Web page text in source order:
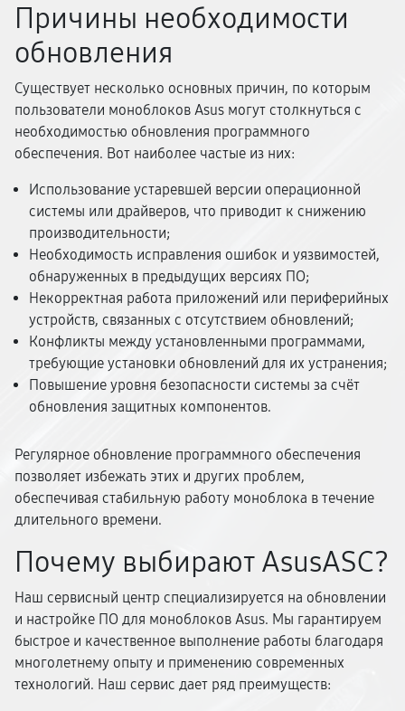
Причины необходимости
обновления
Существует несколько основных причин, по которым
пользователи моноблоков Asus могут столкнуться с
необходимостью обновления программного
обеспечения. Вот наиболее частые из них:
Использование устаревшей версии операционной
системы или драйверов, что приводит к снижению
производительности;
Необходимость исправления ошибок и уязвимостей,
обнаруженных в предыдущих версиях ПО;
Некорректная работа приложений или периферийных
устройств, связанных с отсутствием обновлений;
Конфликты между установленными программами,
требующие установки обновлений для их устранения;
Повышение уровня безопасности системы за счёт
обновления защитных компонентов.
Регулярное обновление программного обеспечения
позволяет избежать этих и других проблем,
обеспечивая стабильную работу моноблока в течение
длительного времени.
Почему выбирают AsusASC?
Наш сервисный центр специализируется на обновлении
и настройке ПО для моноблоков Asus. Мы гарантируем
быстрое и качественное выполнение работы благодаря
многолетнему опыту и применению современных
технологий. Наш сервис дает ряд преимуществ: